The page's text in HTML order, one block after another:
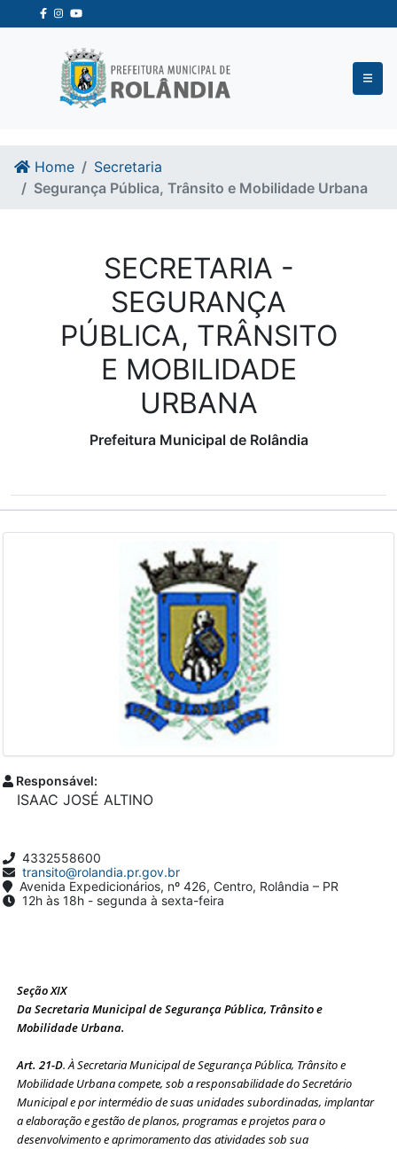
Ir para o conteudo
Ir para o fim do conteudo
Home
Secretaria
Segurança Pública, Trânsito e Mobilidade Urbana
SECRETARIA -
SEGURANÇA
PÚBLICA, TRÂNSITO
E MOBILIDADE
URBANA
Prefeitura Municipal de Rolândia
Responsável:
ISAAC JOSÉ ALTINO
4332558600
transito@rolandia.pr.gov.br
Avenida Expedicionários, nº 426, Centro, Rolândia – PR
12h às 18h - segunda à sexta-feira
Seção XIX
Da Secretaria Municipal de Segurança Pública, Trânsito e
Mobilidade Urbana.
Art. 21-D. À Secretaria Municipal de Segurança Pública, Trânsito e
Mobilidade Urbana compete, sob a responsabilidade do Secretário
Municipal e por intermédio de suas unidades subordinadas, implantar
a elaboração e gestão de planos, programas e projetos para o
desenvolvimento e aprimoramento das atividades sob sua